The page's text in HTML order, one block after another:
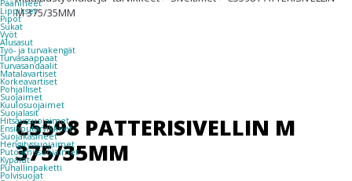
Päähineet
Lippikset
Pipot
Sukat
Vyöt
Alusasut
Työ- ja turvakengät
Turvasaappaat
Turvasandaalit
Matalavartiset
Korkeavartiset
Pohjalliset
Suojaimet
Kuulosuojaimet
Suojalasit
Hitsaussuojaimet
Ensiaputarvikkeet
Suojakäsineet
Hengityssuojaimet
Putoamissuojaimet
Kypärät
Puhallinpaketti
Polvisuojat
M 375/35MM
C5598 PATTERISIVELLIN M
375/35MM